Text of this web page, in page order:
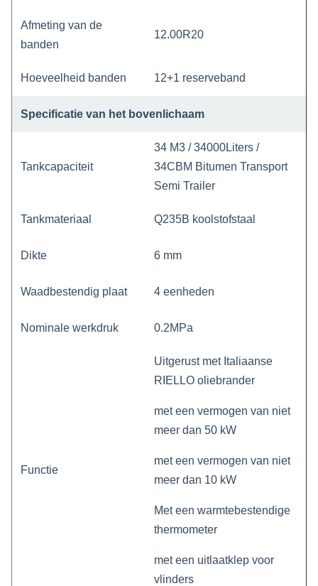
Afmeting van de
banden
12.00R20
Hoeveelheid banden 12+1 reserveband
Specificatie van het bovenlichaam
Tankcapaciteit
34 M3 / 34000Liters /
34CBM Bitumen Transport
Semi Trailer
Tankmateriaal Q235B koolstofstaal
Dikte 6 mm
Waadbestendig plaat 4 eenheden
Nominale werkdruk 0.2MPa
Functie
Uitgerust met Italiaanse
RIELLO oliebrander
met een vermogen van niet
meer dan 50 kW
met een vermogen van niet
meer dan 10 kW
Met een warmtebestendige
thermometer
met een uitlaatklep voor
vlinders